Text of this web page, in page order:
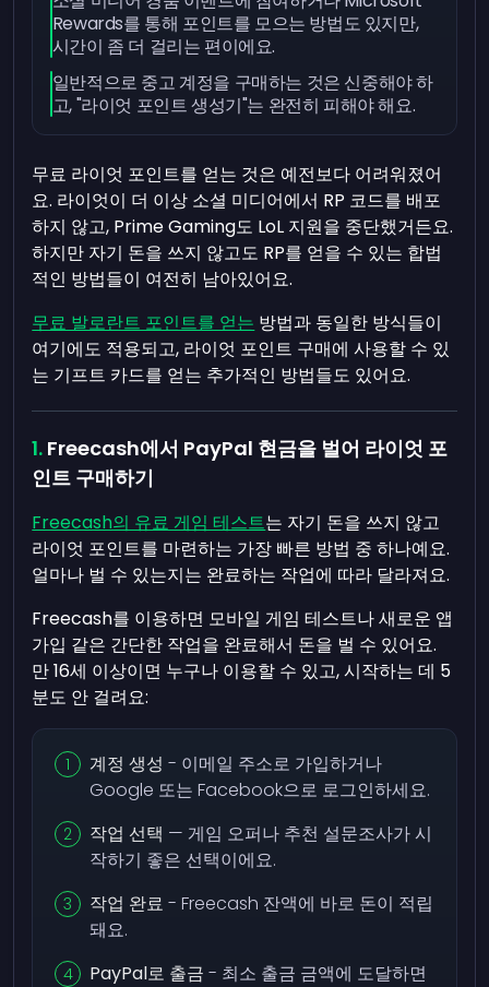
Rewards를 통해 포인트를 모으는 방법도 있지만,
시간이 좀 더 걸리는 편이에요.
일반적으로 중고 계정을 구매하는 것은 신중해야 하
고, "라이엇 포인트 생성기"는 완전히 피해야 해요.
무료 라이엇 포인트를 얻는 것은 예전보다 어려워졌어
요. 라이엇이 더 이상 소셜 미디어에서 RP 코드를 배포
하지 않고, Prime Gaming도 LoL 지원을 중단했거든요.
하지만 자기 돈을 쓰지 않고도 RP를 얻을 수 있는 합법
적인 방법들이 여전히 남아있어요.
무료 발로란트 포인트를 얻는 방법과 동일한 방식들이
여기에도 적용되고, 라이엇 포인트 구매에 사용할 수 있
는 기프트 카드를 얻는 추가적인 방법들도 있어요.
Freecash에서 PayPal 현금을 벌어 라이엇 포
인트 구매하기
Freecash의 유료 게임 테스트는 자기 돈을 쓰지 않고
라이엇 포인트를 마련하는 가장 빠른 방법 중 하나예요.
얼마나 벌 수 있는지는 완료하는 작업에 따라 달라져요.
Freecash를 이용하면 모바일 게임 테스트나 새로운 앱
가입 같은 간단한 작업을 완료해서 돈을 벌 수 있어요.
만 16세 이상이면 누구나 이용할 수 있고, 시작하는 데 5
분도 안 걸려요:
계정 생성 - 이메일 주소로 가입하거나
Google 또는 Facebook으로 로그인하세요.
작업 선택 — 게임 오퍼나 추천 설문조사가 시
작하기 좋은 선택이에요.
작업 완료 - Freecash 잔액에 바로 돈이 적립
돼요.
PayPal로 출금 - 최소 출금 금액에 도달하면